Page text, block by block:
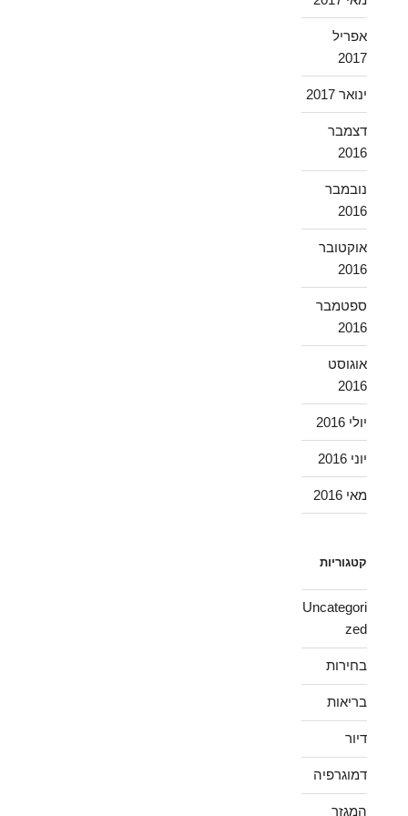
אפריל
2017
ינואר 2017
דצמבר
2016
נובמבר
2016
אוקטובר
2016
ספטמבר
2016
אוגוסט
2016
יולי 2016
יוני 2016
מאי 2016
קטגוריות
Uncategori
zed
בחירות
בריאות
דיור
דמוגרפיה
המגזר